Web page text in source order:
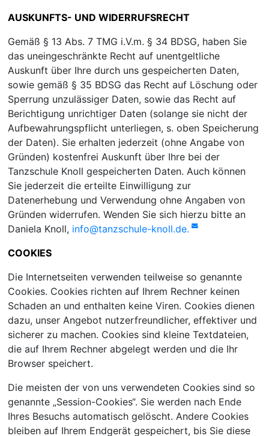
AUSKUNFTS- UND WIDERRUFSRECHT
Gemäß § 13 Abs. 7 TMG i.V.m. § 34 BDSG, haben Sie
das uneingeschränkte Recht auf unentgeltliche
Auskunft über Ihre durch uns gespeicherten Daten,
sowie gemäß § 35 BDSG das Recht auf Löschung oder
Sperrung unzulässiger Daten, sowie das Recht auf
Berichtigung unrichtiger Daten (solange sie nicht der
Aufbewahrungspflicht unterliegen, s. oben Speicherung
der Daten). Sie erhalten jederzeit (ohne Angabe von
Gründen) kostenfrei Auskunft über Ihre bei der
Tanzschule Knoll gespeicherten Daten. Auch können
Sie jederzeit die erteilte Einwilligung zur
Datenerhebung und Verwendung ohne Angaben von
Gründen widerrufen. Wenden Sie sich hierzu bitte an
Daniela Knoll, info@tanzschule-knoll.de.
COOKIES
Die Internetseiten verwenden teilweise so genannte
Cookies. Cookies richten auf Ihrem Rechner keinen
Schaden an und enthalten keine Viren. Cookies dienen
dazu, unser Angebot nutzerfreundlicher, effektiver und
sicherer zu machen. Cookies sind kleine Textdateien,
die auf Ihrem Rechner abgelegt werden und die Ihr
Browser speichert.
Die meisten der von uns verwendeten Cookies sind so
genannte „Session-Cookies“. Sie werden nach Ende
Ihres Besuchs automatisch gelöscht. Andere Cookies
bleiben auf Ihrem Endgerät gespeichert, bis Sie diese